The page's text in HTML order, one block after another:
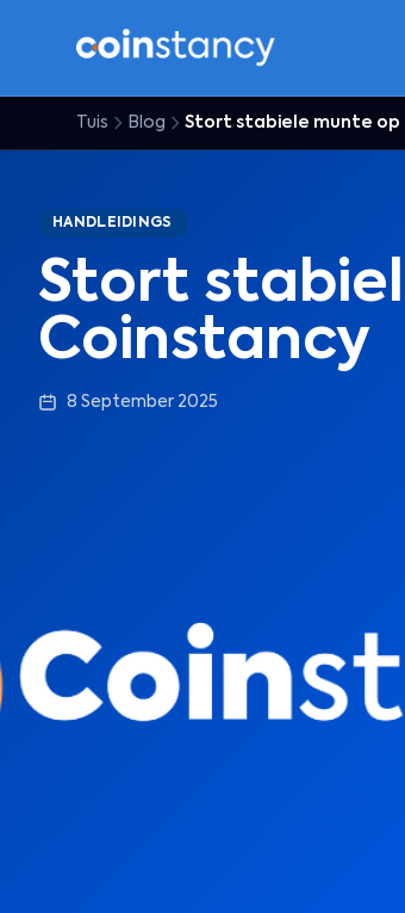
Tuis Blog
HANDLEIDINGS
Stort
Coinstancy
8 September 2025